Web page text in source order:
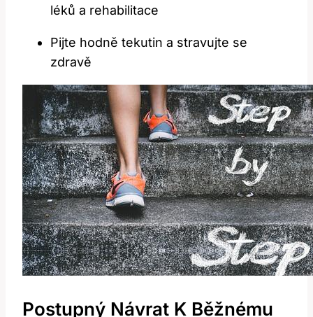
léků a rehabilitace
Pijte hodně tekutin a stravujte se
zdravě
Postupný Návrat K Běžnému